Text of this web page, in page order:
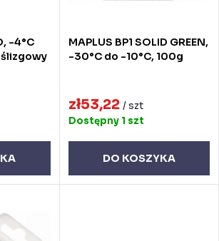
-4°C
MAPLUS BP1 SOLID GREEN,
-30°C do -10°C, 100g
zł53,22 / szt
Dostępny 1 szt
DO KOSZYKA